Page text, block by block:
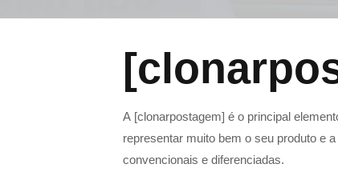
A [clonarpostagem] é o principal
representar muito bem o seu produto e a
convencionais e diferenciadas.